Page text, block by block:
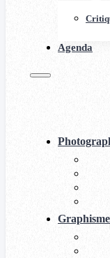
Agenda
Graphisme